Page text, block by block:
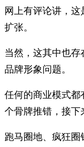
网上有评论讲，
扩张。
当然，这其中也
品牌形象问题。
任何的商业模式都
个骨牌推错，接下
跑马圈地、疯狂